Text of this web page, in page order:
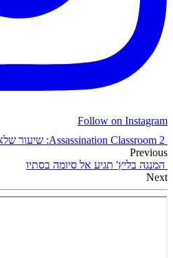
Follow on Instagram
Assassination Classroom 2: שיעור שלא תרצו שיגמר
Previous
המנגה בליץ' תגיע אל סיומה בסתיו
Next